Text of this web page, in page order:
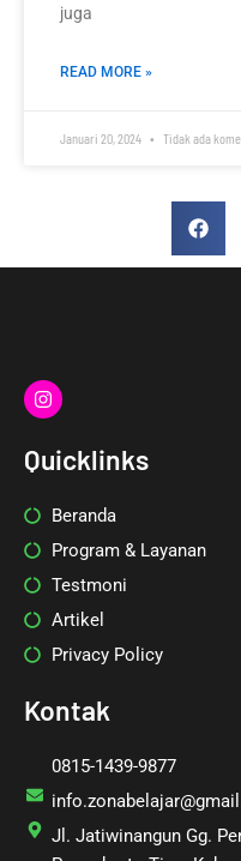
juga
READ MORE »
Januari 20, 2024 Tidak ada
I
n
s
a
m
Quicklinks
Beranda
Program & Layanan
Testmoni
Artikel
Privacy Policy
Kontak
0815-1439-9877
Jl. Jatiwinangun Gg.